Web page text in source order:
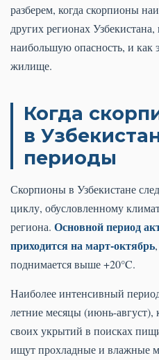
разберем, когда скорпионы
других регионах
наибольшую опасность, и как
жилище.
Когда
в
периоды
Скорпионы в Узбекистане
циклу, обусловленному
региона. Основной период
приходится на март-октябрь
поднимается выше +20°C.
Наиболее интенсивный
летние месяцы (июнь-август),
своих укрытий в поисках
ищут прохладные и влажные